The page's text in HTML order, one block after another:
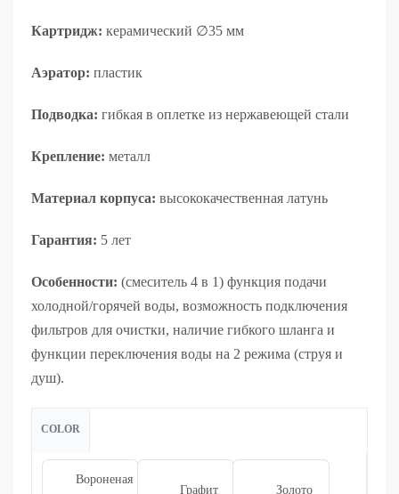
Картридж: керамический ∅35 мм
Аэратор: пластик
Подводка: гибкая в оплетке из нержавеющей стали
Крепление: металл
Материал корпуса: высококачественная латунь
Гарантия: 5 лет
Особенности: (смеситель 4 в 1) функция подачи
холодной/горячей воды, возможность подключения
фильтров для очистки, наличие гибкого шланга и
функции переключения воды на 2 режима (струя и
душ).
COLOR
Вороненая
Графит Золото